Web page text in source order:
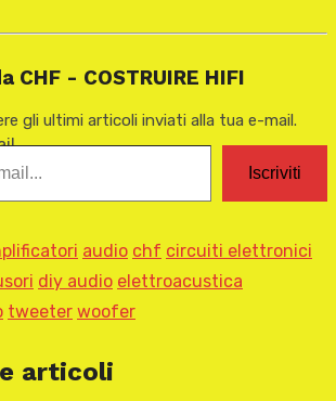
CHF - COSTRUIRE HIFI
gli ultimi articoli inviati alla tua e-mail.
Iscriviti
audio chf circuiti elettronici
diy audio elettroacustica
tweeter woofer
articoli